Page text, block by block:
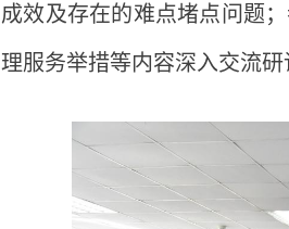
成效及存在的难点堵点问题
理服务举措等内容深入交流研